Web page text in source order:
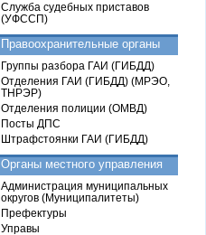
Служба судебных приставов
(УФССП)
Правоохранительные органы
Группы разбора ГАИ (ГИБДД)
Отделения ГАИ (ГИБДД) (МРЭО,
ТНРЭР)
Отделения полиции (ОМВД)
Посты ДПС
Штрафстоянки ГАИ (ГИБДД)
Органы местного управления
Администрация муниципальных
округов (Муниципалитеты)
Префектуры
Управы